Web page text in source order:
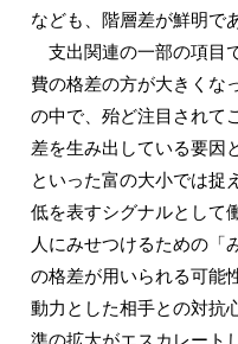
なども、階層差が鮮明で
支出関連の一部の項目
費の格差の方が大きくな
の中で、殆ど注目されて
差を生み出している要因
といった富の大小では捉
低を表すシグナルとして
人にみせつけるための「
の格差が用いられる可能
動力とした相手との対抗
準の拡大がエスカレート